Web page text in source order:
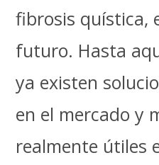
fibrosis quística,
futuro. Hasta
ya existen
en el mercado y
realmente útiles